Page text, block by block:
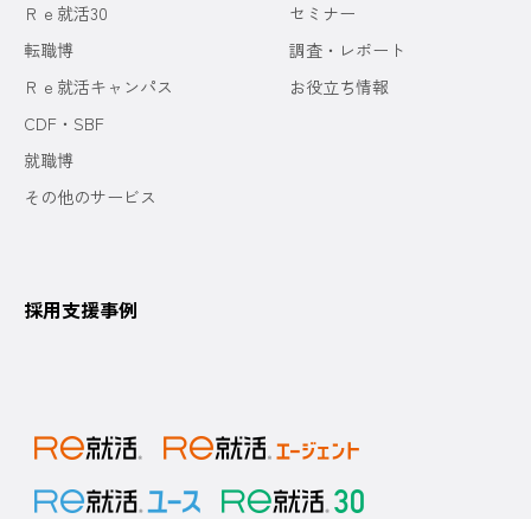
Ｒｅ就活30
転職博
Ｒｅ就活キャンパス
CDF・SBF
就職博
その他のサービス
採用支援事例
セミナー
調査・レポート
お役立ち情報